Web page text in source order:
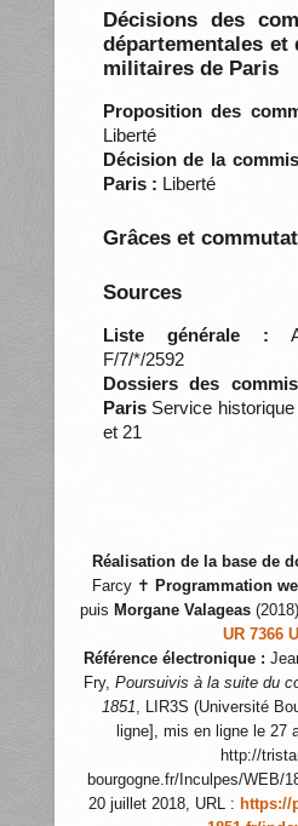
Décisions des
départementales et
militaires de Paris
Proposition des
Liberté
Décision de la
Paris : Liberté
Grâces et
Sources
Liste générale :
F/7/*/2592
Dossiers des
ParisService historique
et 21
Réalisation de la base de
Farcy ✝ Programmation
puis Morgane Valageas (2018)
UR 7366
Référence électronique :
Fry, Poursuivis à la suite du
1851, LIR3S (Université
ligne], mis en ligne le 27
http://
bourgogne.fr/Inculpes/WEB/
20 juillet 2018, URL : https://